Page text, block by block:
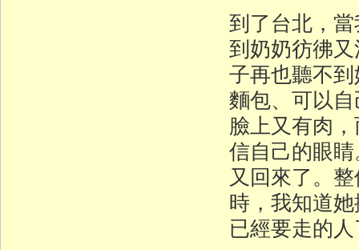
到了台北，
到奶奶彷彿
子再也聽不
麵包、可以
臉上又有肉
信自己的眼
又回來了。
時，我知道
已經要走的